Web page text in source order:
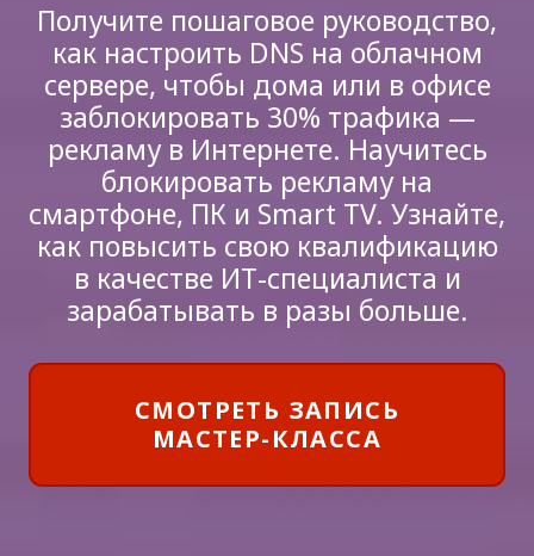
Получите пошаговое руководство,
как настроить DNS на облачном
сервере, чтобы дома или в офисе
заблокировать 30% трафика —
рекламу в Интернете. Научитесь
блокировать рекламу на
смартфоне, ПК и Smart TV. Узнайте,
как повысить свою квалификацию
в качестве ИТ-специалиста и
зарабатывать в разы больше.
СМОТРЕТЬ ЗАПИСЬ
МАСТЕР-КЛАССА